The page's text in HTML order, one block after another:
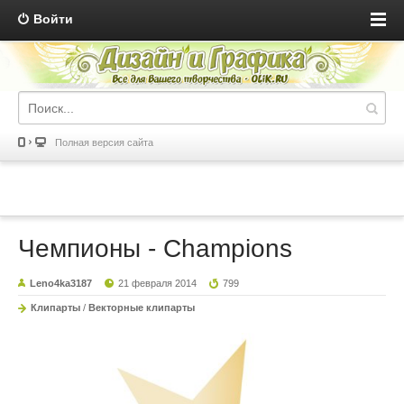
Войти
Полная версия сайта
Чемпионы - Champions
Leno4ka3187 21 февраля 2014 799
Клипарты / Векторные клипарты